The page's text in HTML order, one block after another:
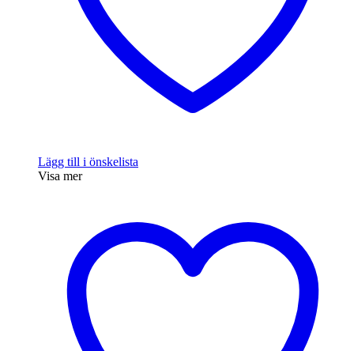
Lägg till i önskelista
Visa mer